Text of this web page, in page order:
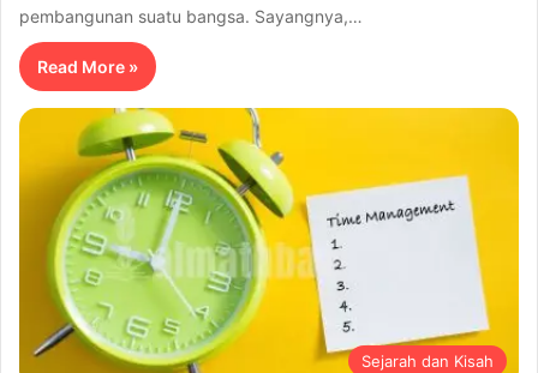
pembangunan suatu bangsa. Sayangnya,…
Read More »
Sejarah dan Kisah